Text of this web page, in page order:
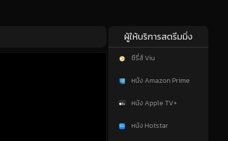
ผู้ให้บริการสตรีมมิ่ง
ซีรี่ส์ Viu
หนัง Amazon Prime
หนัง Apple TV+
หนัง Hotstar